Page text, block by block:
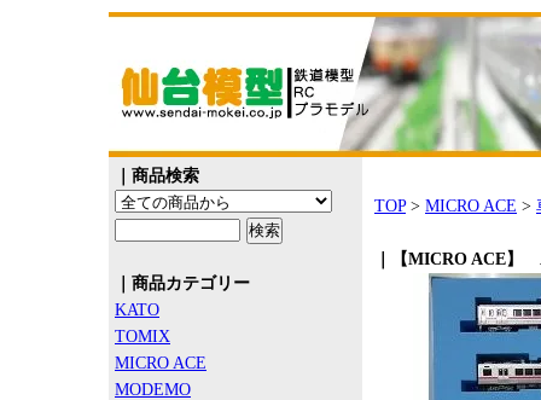
｜商品検索
｜商品カテゴリー
KATO
TOMIX
MICRO ACE
MODEMO
TOP> MICRO ACE >
｜【MICRO ACE